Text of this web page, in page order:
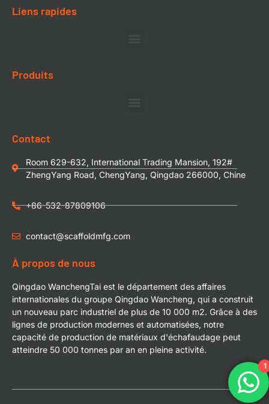
Liens rapides
Produits
Contact
Room 629-632, International Trading Mansion, 192#
ZhengYang Road, ChengYang, Qingdao 266000, Chine
+86-532-87809106
contact@scaffoldmfg.com
À propos de nous
Qingdao WanchengTai est le département des affaires
internationales du groupe Qingdao Wancheng, qui a construit
un nouveau parc industriel de plus de 10 000 m2. Grâce à des
lignes de production modernes et automatisées, notre
capacité de production de matériaux d'échafaudage peut
atteindre 50 000 tonnes par an en pleine activité.
1